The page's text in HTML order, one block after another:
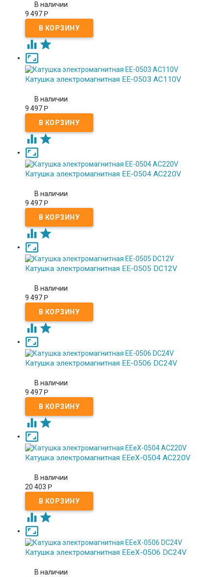
В наличии
9 497 Р
 

Катушка электромагнитная EE-0503 AC110V
В наличии
9 497 Р
 

Катушка электромагнитная EE-0504 AC220V
В наличии
9 497 Р
 

Катушка электромагнитная EE-0505 DC12V
В наличии
9 497 Р
 

Катушка электромагнитная EE-0506 DC24V
В наличии
9 497 Р
 

Катушка электромагнитная EEeX-0504 AC220V
В наличии
20 403 Р
 

Катушка электромагнитная EEeX-0506 DC24V
В наличии